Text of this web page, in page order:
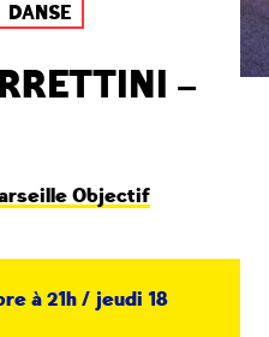
DANSE
–
Objectif
à 21h / jeudi 18